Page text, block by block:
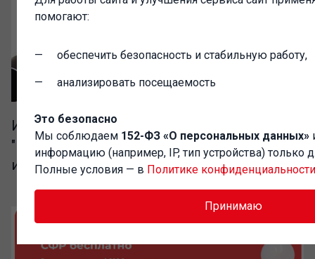
Изменение цен на программные продукты
"На Платформе 1С:Предприятие 8" с 1
июля 2026 года
помогают:
обеспечить безопасность и стабильную работу,
анализировать посещаемость
Это безопасно
Мы соблюдаем 152-ФЗ «О персональных данных»
информацию (например, IP, тип устройства) только
Полные условия — в Политике конфиденциальности
Принимаю